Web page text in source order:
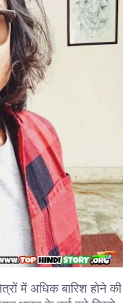
में अधिक बारिश होने की